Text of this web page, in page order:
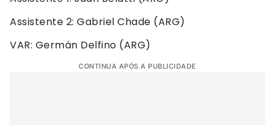
Assistente 2: Gabriel Chade (ARG)
VAR: Germán Delfino (ARG)
CONTINUA APÓS A PUBLICIDADE